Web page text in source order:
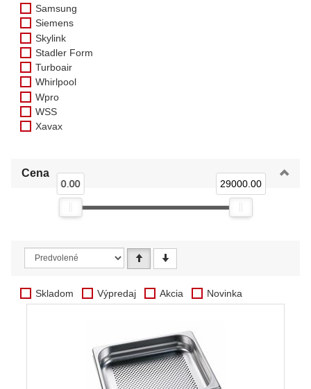
Samsung
Siemens
Skylink
Stadler Form
Turboair
Whirlpool
Wpro
WSS
Xavax
Cena
0.00 29000.00
Skladom Výpredaj Akcia Novinka